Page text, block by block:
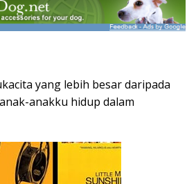
yang lebih besar daripada
anakku hidup dalam